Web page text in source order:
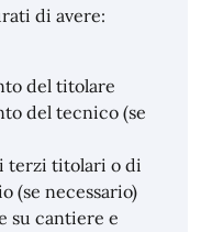
di avere:
del titolare
del tecnico (se
terzi titolari o di
(se necessario)
su cantiere e